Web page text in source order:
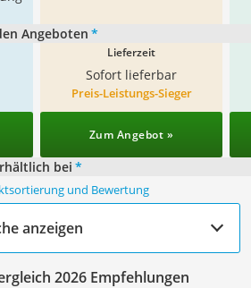
Angeboten *
Lieferzeit
Sofort lieferbar
Preis-Leistungs-Sieger
Zum Angebot »
bei *
und Bewertung
anzeigen
2026 Empfehlungen